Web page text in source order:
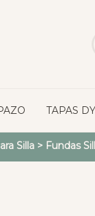
TAPAS
Silla> Fundas